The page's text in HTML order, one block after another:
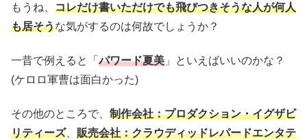
もうね、 コレだけ書いただけでも飛びつきそうな人が何人
も居そうな気がするのは何故でしょうか？
一昔で例えると「パワード夏美 」といえばいいのかな？
(ケロロ軍曹は面白かった)
その他のところで、 制作会社：プロダクション・イグザビ
リティーズ、 販売会社：クラウディッドレパードエンタテ